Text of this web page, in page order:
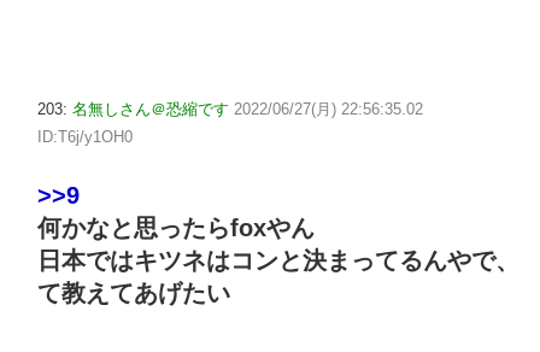
203: 名無しさん＠恐縮です 2022/06/27(月) 22:56:35.02
ID:T6j/y1OH0
>>9
何かなと思ったらfoxやん
日本ではキツネはコンと決まってるんやで、
て教えてあげたい